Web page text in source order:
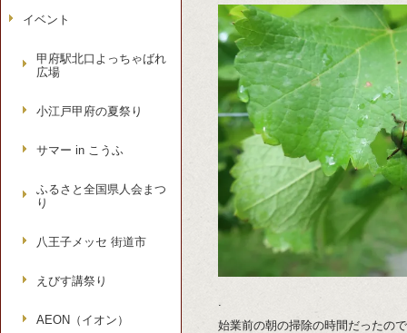
.
始業前の朝の掃除の時間だったの
イベント
甲府駅北口よっちゃばれ
広場
小江戸甲府の夏祭り
サマー in こうふ
ふるさと全国県人会まつ
り
八王子メッセ 街道市
えびす講祭り
AEON（イオン）